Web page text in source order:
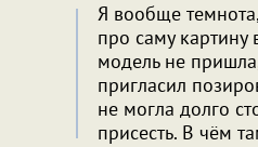
Я вообще
про саму картину
модель не
пригласил
не могла долго
присесть. В чём